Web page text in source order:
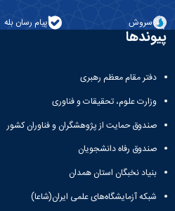
سروش پیام رسان بله
پیوندها
دفتر مقام معظم رهبری
وزارت علوم، تحقیقات و فناوری
صندوق حمایت از پژوهشگران و فناوران کشور
صندوق رفاه دانشجویان
بنیاد نخبگان استان همدان
شبکه آزمایشگاه‌های علمی ایران(شاعا)